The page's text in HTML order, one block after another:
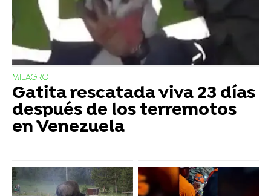
MILAGRO
Gatita rescatada viva 23 días
después de los terremotos
en Venezuela